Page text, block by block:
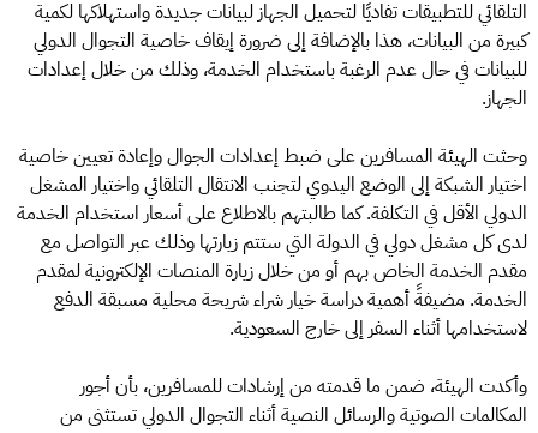
التلقائي للتطبيقات تفاديًا لتحميل الجهاز لبيانات جديدة واستهلاكها لكمية
كبيرة من البيانات، هذا بالإضافة إلى ضرورة إيقاف خاصية التجوال الدولي
للبيانات في حال عدم الرغبة باستخدام الخدمة، وذلك من خلال إعدادات
الجهاز.
وحثت الهيئة المسافرين على ضبط إعدادات الجوال وإعادة تعيين خاصية
اختيار الشبكة إلى الوضع اليدوي لتجنب الانتقال التلقائي واختيار المشغل
الدولي الأقل في التكلفة. كما طالبتهم بالاطلاع على أسعار استخدام الخدمة
لدى كل مشغل دولي في الدولة التي ستتم زيارتها وذلك عبر التواصل مع
مقدم الخدمة الخاص بهم أو من خلال زيارة المنصات الإلكترونية لمقدم
الخدمة. مضيفةً أهمية دراسة خيار شراء شريحة محلية مسبقة الدفع
لاستخدامها أثناء السفر إلى خارج السعودية.
وأكدت الهيئة، ضمن ما قدمته من إرشادات للمسافرين، بأن أجور
المكالمات الصوتية والرسائل النصية أثناء التجوال الدولي تستثنى من